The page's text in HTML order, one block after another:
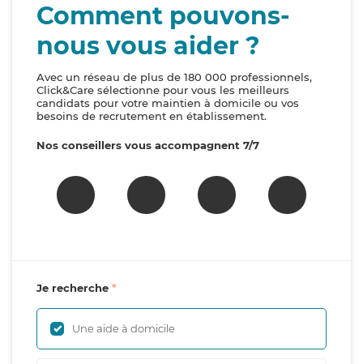
Comment pouvons-
nous vous aider ?
Avec un réseau de plus de 180 000 professionnels,
Click&Care sélectionne pour vous les meilleurs
candidats pour votre maintien à domicile ou vos
besoins de recrutement en établissement.
Nos conseillers vous accompagnent 7/7
Je recherche
Une aide à domicile